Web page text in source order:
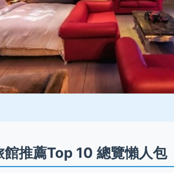
推薦Top 10 總覽懶人包